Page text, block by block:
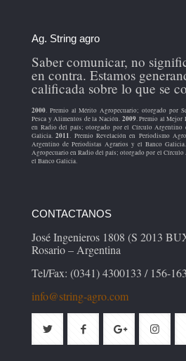
Ag. String agro
Saber comunicar, no
en contra. Estamos
calificada sobre lo que se
2000. Premio al Mérito Agropecuario; otorgado por
Pesca y Alimentos de la Nación. 2009. Premio al Mejor
en Radio del país; otorgado por el Círculo Argentino
Galicia.2011. Premio Revelación en Periodismo
Argentino de Periodistas Agrarios y el Banco Galicia.
Agropecuario en Radio del país; otorgado por el
el Banco Galicia.
CONTACTANOS
José Ingenieros 1808 (S 2013
Rosario – Argentina
Tel/Fax: (0341) 4300133 / 156-
info@string-agro.com